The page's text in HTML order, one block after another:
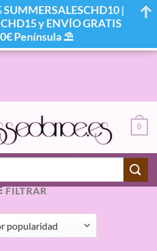
0
ETIQUETADOS “M54 BEGOÑA
FILTRAR
|
y ENVÍO GRATIS
Península ⛱